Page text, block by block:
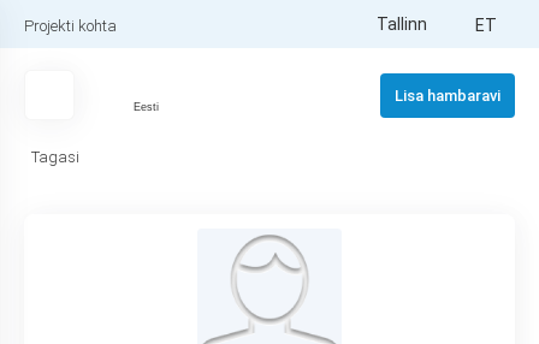
Projekti kohta Tallinn ET
Eesti
Lisa hambaravi
Tagasi